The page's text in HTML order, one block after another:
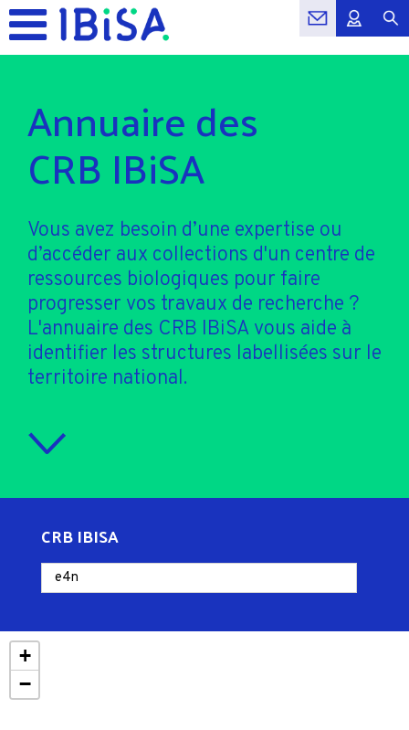
Annuaire des
CRB IBiSA
Vous avez besoin d’une expertise ou
d’accéder aux collections d'un centre de
ressources biologiques pour faire
progresser vos travaux de recherche ?
L'annuaire des CRB IBiSA vous aide à
identifier les structures labellisées sur le
territoire national.
CRB IBISA
+
−